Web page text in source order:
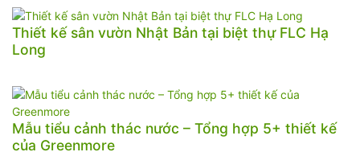
Thiết kế sân vườn Nhật Bản tại biệt thự FLC Hạ
Long
Mẫu tiểu cảnh thác nước – Tổng hợp 5+ thiết kế
của Greenmore